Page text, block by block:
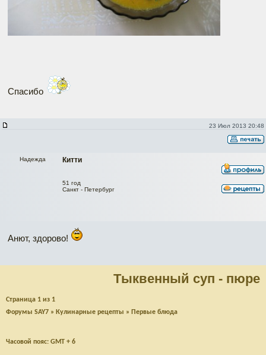
Спасибо
23 Июл 2013 20:48
Китти
Надежда
51 год
Санкт - Петербург
Анют, здорово!
Тыквенный суп - пюре
Страница 1 из 1
Форумы SAY7 » Кулинарные рецепты » Первые блюда
Часовой пояс: GMT + 6